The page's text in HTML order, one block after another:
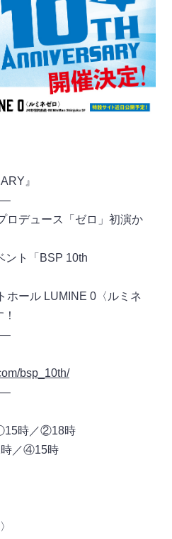
』
ロデュース「ゼロ」初演か
ント「BSP 10th
ホール LUMINE 0〈ルミネ
bsp_10th/
時／②18時
時／④15時